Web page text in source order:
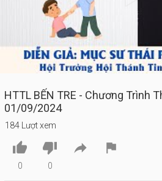
Play
HTTL BẾN TRE - Chương Trình
01/09/2024
184 Lượt xem

0

0
 